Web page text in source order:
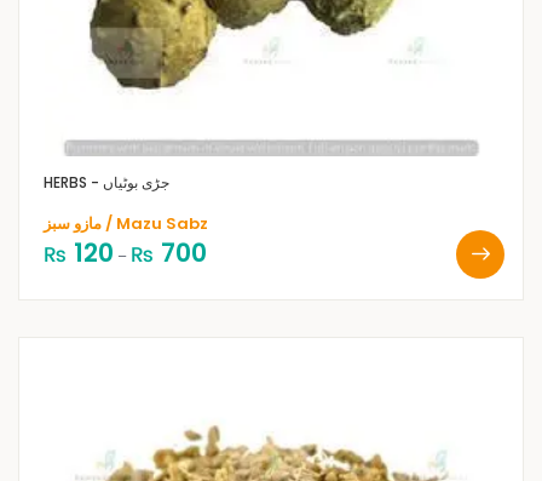
HERBS - جڑی بوٹیاں
مازو سبز / Mazu Sabz
₨ 120 – ₨ 700